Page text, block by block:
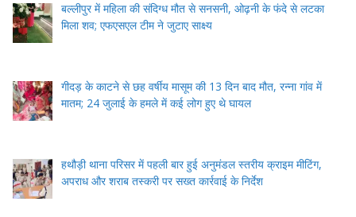
बल्लीपुर में महिला की संदिग्ध मौत से सनसनी, ओढ़नी के फंदे से लटका
मिला शव; एफएसएल टीम ने जुटाए साक्ष्य
गीदड़ के काटने से छह वर्षीय मासूम की 13 दिन बाद मौत, रन्ना गांव में
मातम; 24 जुलाई के हमले में कई लोग हुए थे घायल
हथौड़ी थाना परिसर में पहली बार हुई अनुमंडल स्तरीय क्राइम मीटिंग,
अपराध और शराब तस्करी पर सख्त कार्रवाई के निर्देश